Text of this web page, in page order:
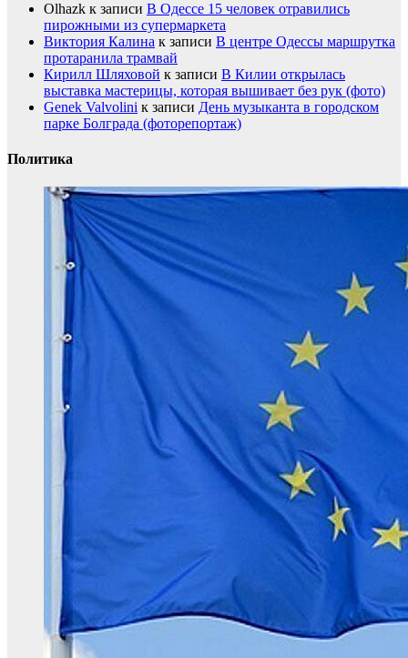
Olhazk к записи В Одессе 15 человек отравились
пирожными из супермаркета
Виктория Калина к записи В центре Одессы маршрутка
протаранила трамвай
Кирилл Шляховой к записи В Килии открылась
выставка мастерицы, которая вышивает без рук (фото)
Genek Valvolini к записи День музыканта в городском
парке Болграда (фоторепортаж)
Политика